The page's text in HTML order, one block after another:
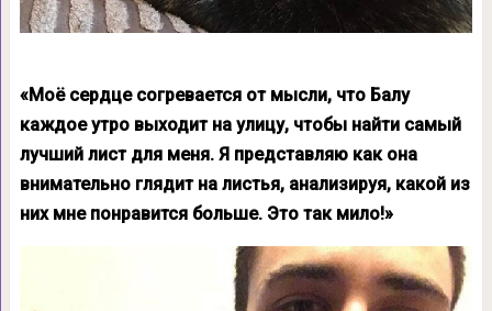
«Моё сердце согревается от мысли, что Балу
каждое утро выходит на улицу, чтобы найти самый
лучший лист для меня. Я представляю как она
внимательно глядит на листья, анализируя, какой из
них мне понравится больше. Это так мило!»